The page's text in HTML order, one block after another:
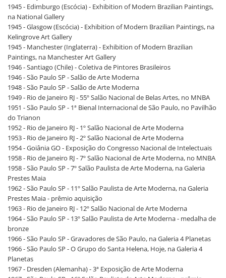
1945 - Edimburgo (Escócia) - Exhibition of Modern Brazilian Paintings,
na National Gallery
1945 - Glasgow (Escócia) - Exhibition of Modern Brazilian Paintings, na
Kelingrove Art Gallery
1945 - Manchester (Inglaterra) - Exhibition of Modern Brazilian
Paintings, na Manchester Art Gallery
1946 - Santiago (Chile) - Coletiva de Pintores Brasileiros
1946 - São Paulo SP - Salão de Arte Moderna
1948 - São Paulo SP - Salão de Arte Moderna
1949 - Rio de Janeiro RJ - 55º Salão Nacional de Belas Artes, no MNBA
1951 - São Paulo SP - 1ª Bienal Internacional de São Paulo, no Pavilhão
do Trianon
1952 - Rio de Janeiro RJ - 1º Salão Nacional de Arte Moderna
1953 - Rio de Janeiro RJ - 2º Salão Nacional de Arte Moderna
1954 - Goiânia GO - Exposição do Congresso Nacional de Intelectuais
1958 - Rio de Janeiro RJ - 7º Salão Nacional de Arte Moderna, no MNBA
1958 - São Paulo SP - 7º Salão Paulista de Arte Moderna, na Galeria
Prestes Maia
1962 - São Paulo SP - 11º Salão Paulista de Arte Moderna, na Galeria
Prestes Maia - prêmio aquisição
1963 - Rio de Janeiro RJ - 12º Salão Nacional de Arte Moderna
1964 - São Paulo SP - 13º Salão Paulista de Arte Moderna - medalha de
bronze
1966 - São Paulo SP - Gravadores de São Paulo, na Galeria 4 Planetas
1966 - São Paulo SP - O Grupo do Santa Helena, Hoje, na Galeria 4
Planetas
1967 - Dresden (Alemanha) - 3ª Exposição de Arte Moderna